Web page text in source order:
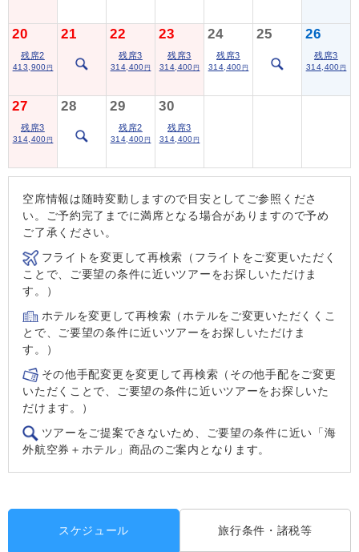
20
残席2
413,900 円
21 22
残席3
314,400 円
23
残席3
314,400 円
24
残席3
314,400 円
25 26
残席3
314,400 円
27
残席3
314,400 円
28 29
残席2
314,400 円
30
残席3
314,400 円
空席情報は随時変動しますので目安としてご参照くださ
い。ご予約完了までに満席となる場合がありますので予め
ご了承ください。
フライトを変更して再検索（フライトをご変更いただく
ことで、ご要望の条件に近いツアーをお探しいただけま
す。）
ホテルを変更して再検索（ホテルをご変更いただくくこ
とで、ご要望の条件に近いツアーをお探しいただけま
す。）
その他手配変更を変更して再検索（その他手配をご変更
いただくことで、ご要望の条件に近いツアーをお探しいた
だけます。）
ツアーをご提案できないため、ご要望の条件に近い「海
外航空券＋ホテル」商品のご案内となります。
スケジュール 旅行条件・諸税等